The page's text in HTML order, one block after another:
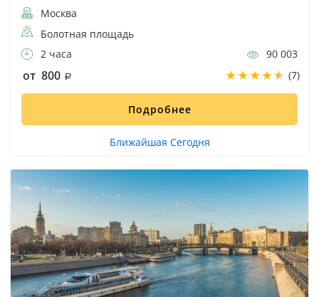
Москва
Болотная площадь
2 часа
90 003
от 800 (7)
Подробнее
Ближайшая Сегодня